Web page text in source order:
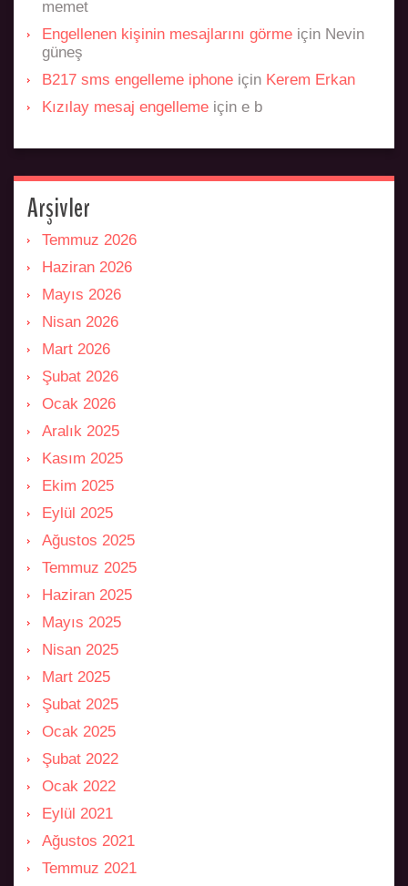
memet
Engellenen kişinin mesajlarını görme için Nevin
güneş
B217 sms engelleme iphone için Kerem Erkan
Kızılay mesaj engelleme için e b
Arşivler
Temmuz 2026
Haziran 2026
Mayıs 2026
Nisan 2026
Mart 2026
Şubat 2026
Ocak 2026
Aralık 2025
Kasım 2025
Ekim 2025
Eylül 2025
Ağustos 2025
Temmuz 2025
Haziran 2025
Mayıs 2025
Nisan 2025
Mart 2025
Şubat 2025
Ocak 2025
Şubat 2022
Ocak 2022
Eylül 2021
Ağustos 2021
Temmuz 2021